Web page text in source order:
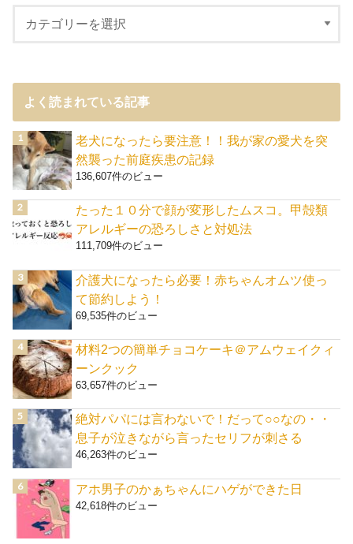
よく読まれている記事
老犬になったら要注意！！我が家の愛犬を突
然襲った前庭疾患の記録
136,607件のビュー
たった１０分で顔が変形したムスコ。甲殻類
アレルギーの恐ろしさと対処法
111,709件のビュー
介護犬になったら必要！赤ちゃんオムツ使っ
て節約しよう！
69,535件のビュー
材料2つの簡単チョコケーキ＠アムウェイクィ
ーンクック
63,657件のビュー
絶対パパには言わないで！だって○○なの・・
息子が泣きながら言ったセリフが刺さる
46,263件のビュー
アホ男子のかぁちゃんにハゲができた日
42,618件のビュー